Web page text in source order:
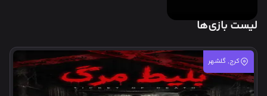
لیست بازی‌ها
کرج, گلشهر